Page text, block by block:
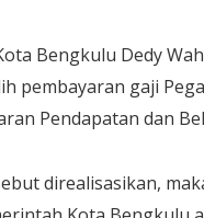
Bengkulu Dedy
pembayaran gaji
Pendapatan dan
direalisasikan,